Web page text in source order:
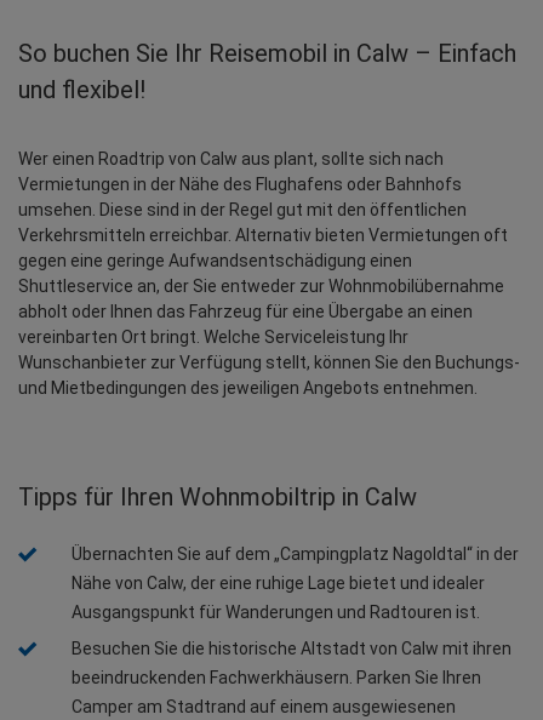
So buchen Sie Ihr Reisemobil in Calw – Einfach
und flexibel!
Wer einen Roadtrip von Calw aus plant, sollte sich nach
Vermietungen in der Nähe des Flughafens oder Bahnhofs
umsehen. Diese sind in der Regel gut mit den öffentlichen
Verkehrsmitteln erreichbar. Alternativ bieten Vermietungen oft
gegen eine geringe Aufwandsentschädigung einen
Shuttleservice an, der Sie entweder zur Wohnmobilübernahme
abholt oder Ihnen das Fahrzeug für eine Übergabe an einen
vereinbarten Ort bringt. Welche Serviceleistung Ihr
Wunschanbieter zur Verfügung stellt, können Sie den Buchungs-
und Mietbedingungen des jeweiligen Angebots entnehmen.
Tipps für Ihren Wohnmobiltrip in Calw
Übernachten Sie auf dem „Campingplatz Nagoldtal“ in der
Nähe von Calw, der eine ruhige Lage bietet und idealer
Ausgangspunkt für Wanderungen und Radtouren ist.
Besuchen Sie die historische Altstadt von Calw mit ihren
beeindruckenden Fachwerkhäusern. Parken Sie Ihren
Camper am Stadtrand auf einem ausgewiesenen